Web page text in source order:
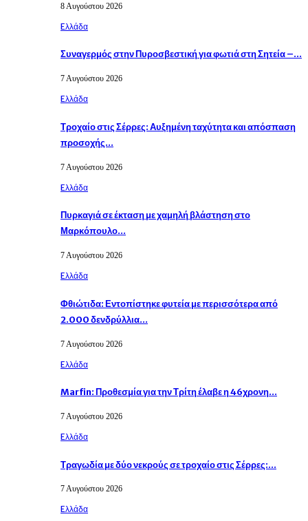
8 Αυγούστου 2026
Eλλάδα
Συναγερμός στην Πυροσβεστική για φωτιά στη Σητεία –…
7 Αυγούστου 2026
Eλλάδα
Τροχαίο στις Σέρρες: Αυξημένη ταχύτητα και απόσπαση
προσοχής…
7 Αυγούστου 2026
Eλλάδα
Πυρκαγιά σε έκταση με χαμηλή βλάστηση στο
Μαρκόπουλο…
7 Αυγούστου 2026
Eλλάδα
Φθιώτιδα: Εντοπίστηκε φυτεία με περισσότερα από
2.000 δενδρύλλια…
7 Αυγούστου 2026
Eλλάδα
Marfin: Προθεσμία για την Τρίτη έλαβε η 46χρονη…
7 Αυγούστου 2026
Eλλάδα
Τραγωδία με δύο νεκρούς σε τροχαίο στις Σέρρες:…
7 Αυγούστου 2026
Eλλάδα